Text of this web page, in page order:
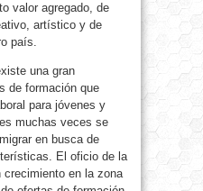
valor agregado, de
artístico y de
país.
una gran
de formación que
para jóvenes y
muchas veces se
en busca de
El oficio de la
crecimiento en la zona